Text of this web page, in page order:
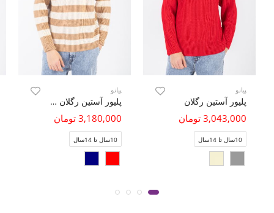
پیانو
پلیور آستین رگلان
3,043,000 تومان
10سال تا 14سال
پیانو
پلیور آستین رگلان راه راه
3,180,000 تومان
10سال تا 14سال